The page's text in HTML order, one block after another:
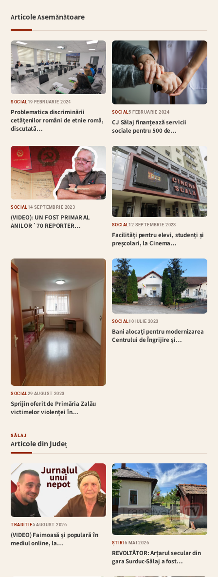
Articole Asemănătoare
SOCIAL19 FEBRUARIE 2024
Problematica discriminării
cetăţenilor români de etnie romă,
discutată…
SOCIAL5 FEBRUARIE 2024
CJ Sălaj finanțează servicii
sociale pentru 500 de…
SOCIAL 14 SEPTEMBRIE 2023
(VIDEO): UN FOST PRIMAR AL
ANILOR `70 REPORTER…
SOCIAL12 SEPTEMBRIE 2023
Facilități pentru elevi, studenți și
preșcolari, la Cinema…
SOCIAL29 AUGUST 2023
Sprijin oferit de Primăria Zalău
victimelor violenței în…
SOCIAL10 IULIE 2023
Bani alocați pentru modernizarea
Centrului de Îngrijire şi…
SĂLAJ
Articole din Județ
TRADIȚIE5 AUGUST 2026
(VIDEO) Faimoasă și populară în
mediul online, la…
ȘTIRI6 MAI 2026
REVOLTĂTOR: Arțarul secular din
gara Surduc-Sălaj a fost…